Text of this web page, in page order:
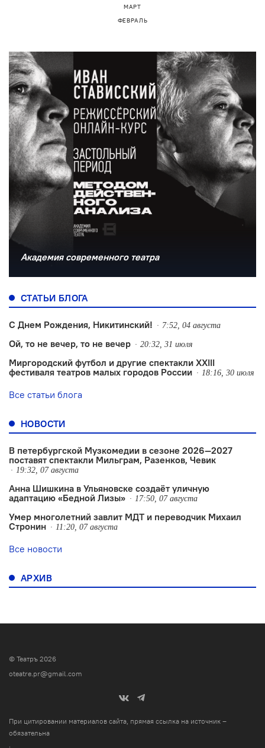
МАРТ
ФЕВРАЛЬ
Академия современного театра
СТАТЬИ БЛОГА
С Днем Рождения, Никитинский! 7:52, 04 августа
Ой, то не вечер, то не вечер 20:32, 31 июля
Миргородский футбол и другие спектакли XXIII
фестиваля театров малых городов России
18:16, 30 июля
Все статьи блога
НОВОСТИ
В петербургской Музкомедии в сезоне 2026—2027
поставят спектакли Мильграм, Разенков, Чевик
19:32, 07 августа
Анна Шишкина в Ульяновске создаëт уличную
адаптацию «Бедной Лизы»
17:50, 07 августа
Умер многолетний завлит МДТ и переводчик Михаил
Стронин
11:20, 07 августа
Все новости
АРХИВ
© Театръ 2026
oteatre.pr@gmail.com
При цитировании материалов сайта, прямая ссылка на источник –
обязательна
.